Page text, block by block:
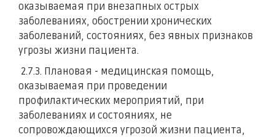
оказываемая при внезапных острых
заболеваниях, обострении хронических
заболеваний, состояниях, без явных признаков
угрозы жизни пациента.
2.7.3. Плановая - медицинская помощь,
оказываемая при проведении
профилактических мероприятий, при
заболеваниях и состояниях, не
сопровождающихся угрозой жизни пациента,